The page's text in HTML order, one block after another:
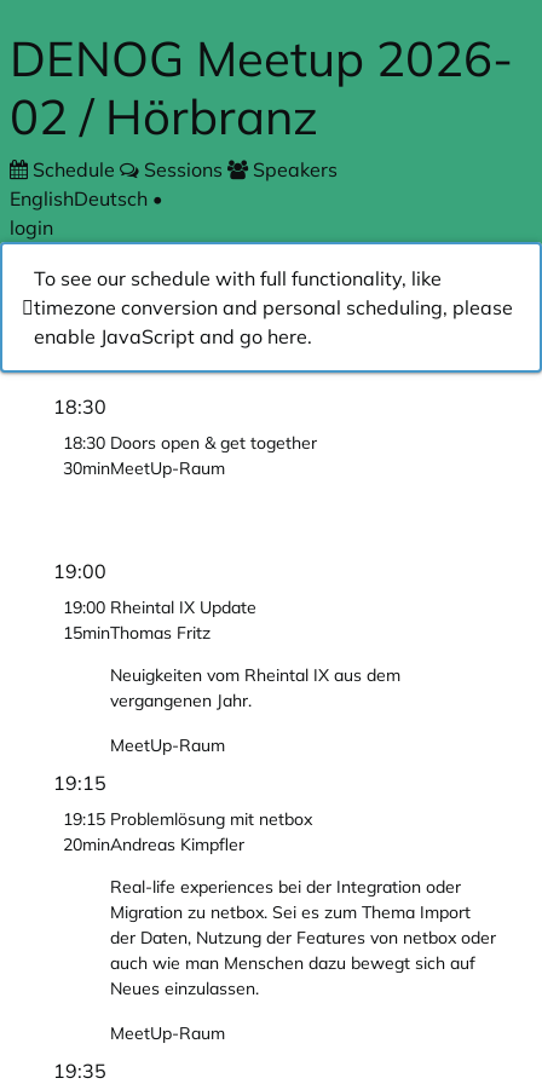
DENOG Meetup 2026-
02 / Hörbranz
Schedule Sessions
Speakers
EnglishDeutsch •
login
To see our schedule with full functionality, like
timezone conversion and personal scheduling, please
enable JavaScript and go here.
18:30
18:30
30min
Doors open & get together
MeetUp-Raum
19:00
19:00
15min
Rheintal IX Update
Thomas Fritz
Neuigkeiten vom Rheintal IX aus dem
vergangenen Jahr.
MeetUp-Raum
19:15
19:15
20min
Problemlösung mit netbox
Andreas Kimpfler
Real-life experiences bei der Integration oder
Migration zu netbox. Sei es zum Thema Import
der Daten, Nutzung der Features von netbox oder
auch wie man Menschen dazu bewegt sich auf
Neues einzulassen.
MeetUp-Raum
19:35